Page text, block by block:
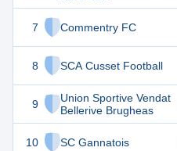
7 Commentry FC
8 SCA Cusset Football
9
Union Sportive Vendat
Bellerive Brugheas
10 SC Gannatois
30 22
17 22